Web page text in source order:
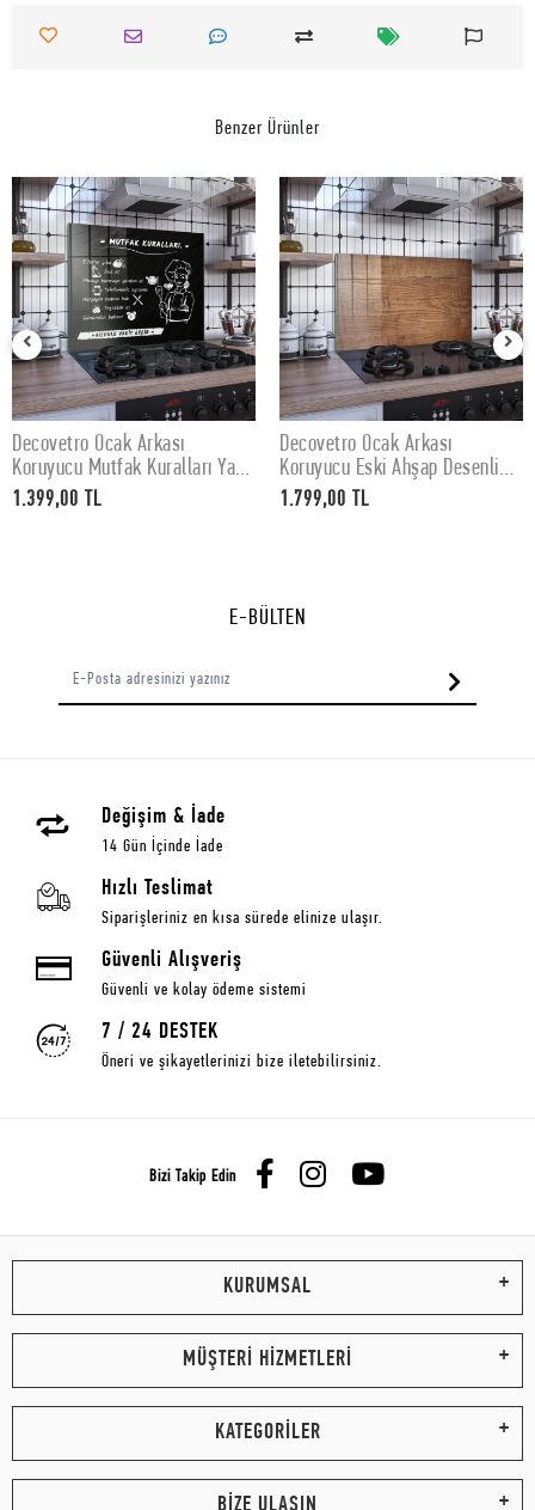
Benzer Ürünler
SEPETE EKLE
Decovetro Ocak Arkası
Koruyucu Mutfak Kuralları Yazı
Desenli 60x52Cm
1.399,00 TL
SEPETE EKLE
Decovetro Ocak Arkası
Koruyucu Eski Ahşap Desenli
76x50cm
1.799,00 TL
E-BÜLTEN
Değişim & İade
14 Gün İçinde İade
Hızlı Teslimat
Siparişleriniz en kısa sürede elinize ulaşır.
Güvenli Alışveriş
Güvenli ve kolay ödeme sistemi
7 / 24 DESTEK
Öneri ve şikayetlerinizi bize iletebilirsiniz.
Bizi Takip Edin
KURUMSAL
MÜŞTERİ HİZMETLERİ
KATEGORİLER
BİZE ULAŞIN